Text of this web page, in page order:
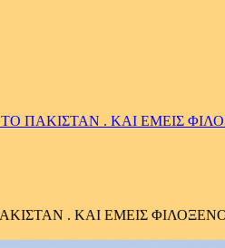
ΠΑΚΙΣΤΑΝ . ΚΑΙ ΕΜΕΙΣ
. ΚΑΙ ΕΜΕΙΣ